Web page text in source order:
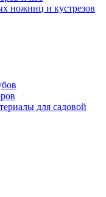
ножниц и кустрезов
для садовой